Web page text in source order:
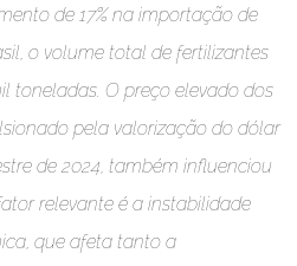
de 17% na importação de
o volume total de fertilizantes
toneladas. O preço elevado dos
pela valorização do dólar
de 2024, também influenciou
relevante é a instabilidade
que afeta tanto a